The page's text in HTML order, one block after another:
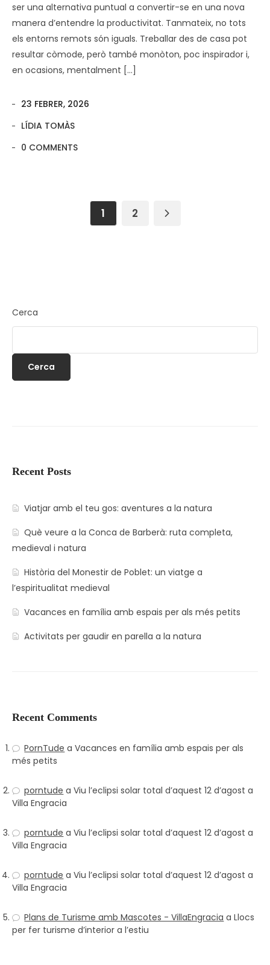
ser una alternativa puntual a convertir-se en una nova
manera d’entendre la productivitat. Tanmateix, no tots
els entorns remots són iguals. Treballar des de casa pot
resultar còmode, però també monòton, poc inspirador i,
en ocasions, mentalment […]
23 FEBRER, 2026
LÍDIA TOMÀS
0 COMMENTS
1 2
Cerca
Cerca
Recent Posts
Viatjar amb el teu gos: aventures a la natura
Què veure a la Conca de Barberà: ruta completa,
medieval i natura
Història del Monestir de Poblet: un viatge a
l’espiritualitat medieval
Vacances en família amb espais per als més petits
Activitats per gaudir en parella a la natura
Recent Comments
PornTude aVacances en família amb espais per als
més petits
porntude aViu l’eclipsi solar total d’aquest 12 d’agost a
Villa Engracia
porntude aViu l’eclipsi solar total d’aquest 12 d’agost a
Villa Engracia
porntude aViu l’eclipsi solar total d’aquest 12 d’agost a
Villa Engracia
Plans de Turisme amb Mascotes - VillaEngracia aLlocs
per fer turisme d’interior a l’estiu